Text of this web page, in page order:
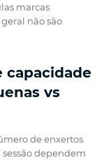
marcas
não são
capacidade
vs
de enxertos
dependem